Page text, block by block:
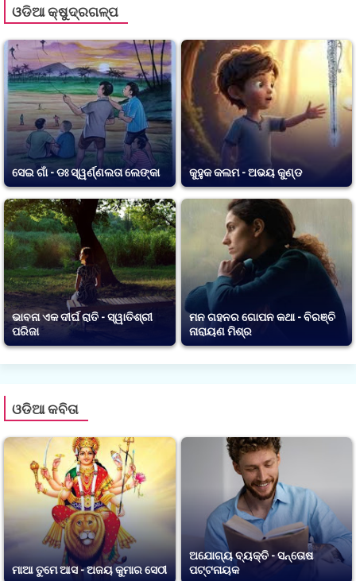
ଓଡିଆ କ୍ଷୁଦ୍ରଗଳ୍ପ
ସେଇ ଗାଁ - ଡଃ ସ୍ୱର୍ଣ୍ଣଲତା ଲେଙ୍କା କୁହୁକ କଲମ - ଅଭୟ କୁଣ୍ଡ
ଭାବନା ଏକ ଦୀର୍ଘ ରାତି - ସ୍ୱାତିଶ୍ରୀ
ପରିଜା
ମନ ଗହନର ଗୋପନ କଥା - ବିରଞ୍ଚି
ନାରାୟଣ ମିଶ୍ର
ଓଡିଆ କବିତା
ମାଆ ତୁମେ ଆସ - ଅଜୟ କୁମାର ସେଠୀ
ଅଯୋଗ୍ୟ ବ୍ୟକ୍ତି - ସନ୍ତୋଷ
ପଟ୍ଟନାୟକ